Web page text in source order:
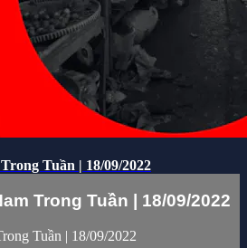
Tuần | 18/09/2022
Trong Tuần | 18/09/2022
Tuần | 18/09/2022